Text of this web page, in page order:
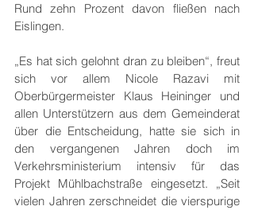
Rund zehn Prozent davon fließen nach
Eislingen.
„Es hat sich gelohnt dran zu bleiben“, freut
sich vor allem Nicole Razavi mit
Oberbürgermeister Klaus Heininger und
allen Unterstützern aus dem Gemeinderat
über die Entscheidung, hatte sie sich in
den vergangenen Jahren doch im
Verkehrsministerium intensiv für das
Projekt Mühlbachstraße eingesetzt. „Seit
vielen Jahren zerschneidet die vierspurige